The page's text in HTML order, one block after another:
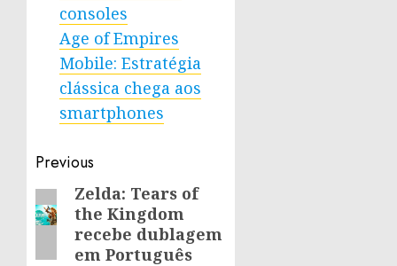
consoles
Age of Empires
Mobile: Estratégia
clássica chega aos
smartphones
Post
navigation
Previous
Previous
post:
Zelda: Tears of
the Kingdom
recebe dublagem
em Português